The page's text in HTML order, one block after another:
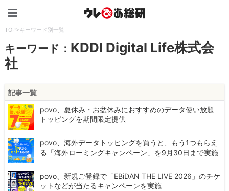
TOP>キーワード別一覧
キーワード： KDDI Digital Life株式会
社
記事一覧
povo、夏休み・お盆休みにおすすめのデータ使い放題
トッピングを期間限定提供
povo、海外データトッピングを買うと、もう1つもらえ
る「海外ローミングキャンペーン」を9月30日まで実施
povo、新規ご登録で「EBiDAN THE LIVE 2026」のチケ
ットなどが当たるキャンペーンを実施